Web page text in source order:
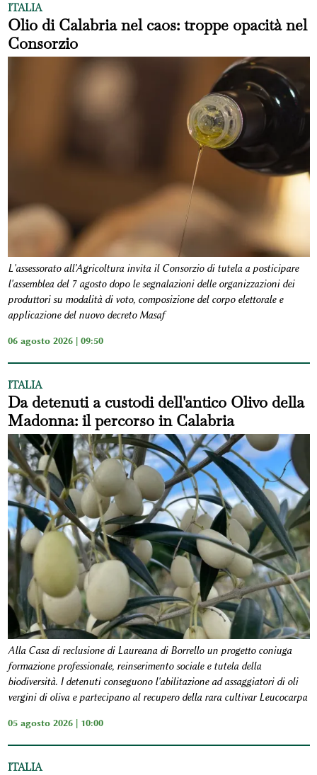
ITALIA
Olio di Calabria nel caos: troppe opacità nel
Consorzio
L'assessorato all'Agricoltura invita il Consorzio di tutela a posticipare
l'assemblea del 7 agosto dopo le segnalazioni delle organizzazioni dei
produttori su modalità di voto, composizione del corpo elettorale e
applicazione del nuovo decreto Masaf
06 agosto 2026 | 09:50
ITALIA
Da detenuti a custodi dell'antico Olivo della
Madonna: il percorso in Calabria
Alla Casa di reclusione di Laureana di Borrello un progetto coniuga
formazione professionale, reinserimento sociale e tutela della
biodiversità. I detenuti conseguono l'abilitazione ad assaggiatori di oli
vergini di oliva e partecipano al recupero della rara cultivar Leucocarpa
05 agosto 2026 | 10:00
ITALIA